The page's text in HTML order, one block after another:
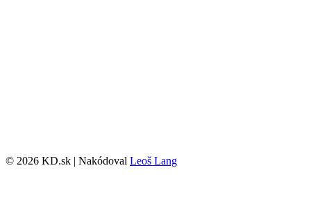
© 2026 KD.sk | Nakódoval Leoš Lang